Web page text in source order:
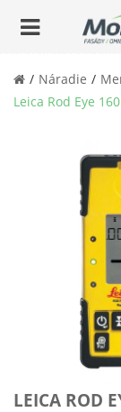
Náradie
Leica Rod Eye
LEICA ROD